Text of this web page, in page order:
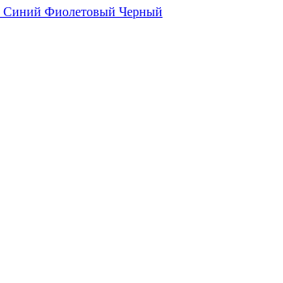
Синий Фиолетовый Черный